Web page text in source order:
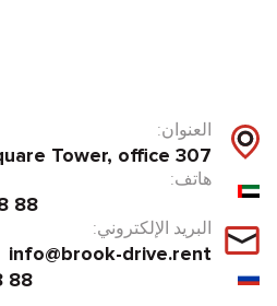
العنوان:
Tower, office 307
هاتف:
88
البريد الإلكتروني:
info@brook-drive.rent
88